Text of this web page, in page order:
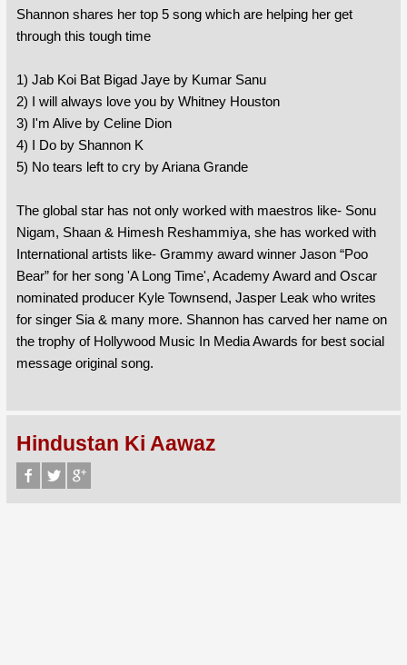
Shannon shares her top 5 song which are helping her get
through this tough time
1) Jab Koi Bat Bigad Jaye by Kumar Sanu
2) I will always love you by Whitney Houston
3) I'm Alive by Celine Dion
4) I Do by Shannon K
5) No tears left to cry by Ariana Grande
The global star has not only worked with maestros like- Sonu
Nigam, Shaan & Himesh Reshammiya, she has worked with
International artists like- Grammy award winner Jason “Poo
Bear” for her song 'A Long Time', Academy Award and Oscar
nominated producer Kyle Townsend, Jasper Leak who writes
for singer Sia & many more. Shannon has carved her name on
the trophy of Hollywood Music In Media Awards for best social
message original song.
Hindustan Ki Aawaz